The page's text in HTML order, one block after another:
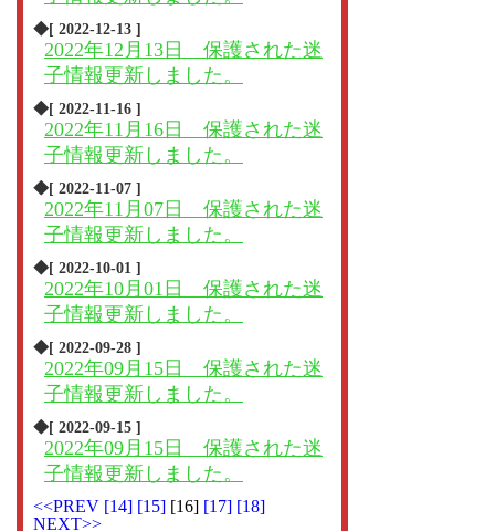
◆[ 2022-12-13 ]
2022年12月13日 保護された迷
子情報更新しました。
◆[ 2022-11-16 ]
2022年11月16日 保護された迷
子情報更新しました。
◆[ 2022-11-07 ]
2022年11月07日 保護された迷
子情報更新しました。
◆[ 2022-10-01 ]
2022年10月01日 保護された迷
子情報更新しました。
◆[ 2022-09-28 ]
2022年09月15日 保護された迷
子情報更新しました。
◆[ 2022-09-15 ]
2022年09月15日 保護された迷
子情報更新しました。
<<PREV [14] [15] [16] [17] [18]
NEXT>>